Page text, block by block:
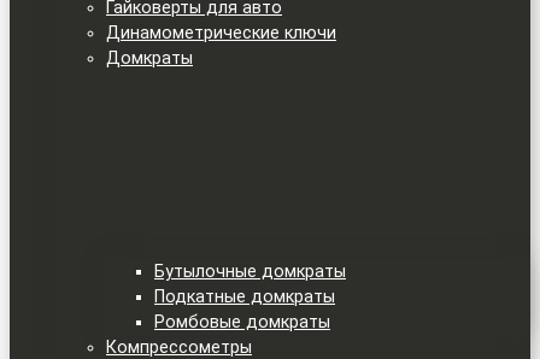
Гайковерты для авто
Динамометрические ключи
Домкраты
Бутылочные домкраты
Подкатные домкраты
Ромбовые домкраты
Компрессометры